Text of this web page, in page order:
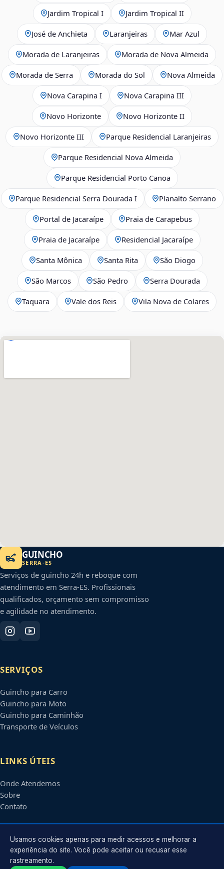
Jardim Tropical I Jardim Tropical II
José de Anchieta Laranjeiras Mar Azul
Morada de Laranjeiras Morada de Nova Almeida
Morada de Serra Morada do Sol Nova Almeida
Nova Carapina I Nova Carapina III
Novo Horizonte Novo Horizonte II
Novo Horizonte III Parque Residencial Laranjeiras
Parque Residencial Nova Almeida
Parque Residencial Porto Canoa
Parque Residencial Serra Dourada I Planalto Serrano
Portal de Jacaraípe Praia de Carapebus
Praia de Jacaraípe Residencial Jacaraípe
Santa Mônica Santa Rita São Diogo
São Marcos São Pedro Serra Dourada
Taquara Vale dos Reis Vila Nova de Colares
GUINCHO
SERRA -ES
Serviços de guincho 24h e reboque com
atendimento em Serra-ES. Profissionais
qualificados, orçamento sem compromisso
e agilidade no atendimento.
SERVIÇOS
Guincho para Carro
Guincho para Moto
Guincho para Caminhão
Transporte de Veículos
LINKS ÚTEIS
Onde Atendemos
Sobre
Contato
CONTATO
Atendimento em
Usamos cookies apenas para medir acessos e melhorar a
experiência do site. Você pode aceitar ou recusar esse
rastreamento.